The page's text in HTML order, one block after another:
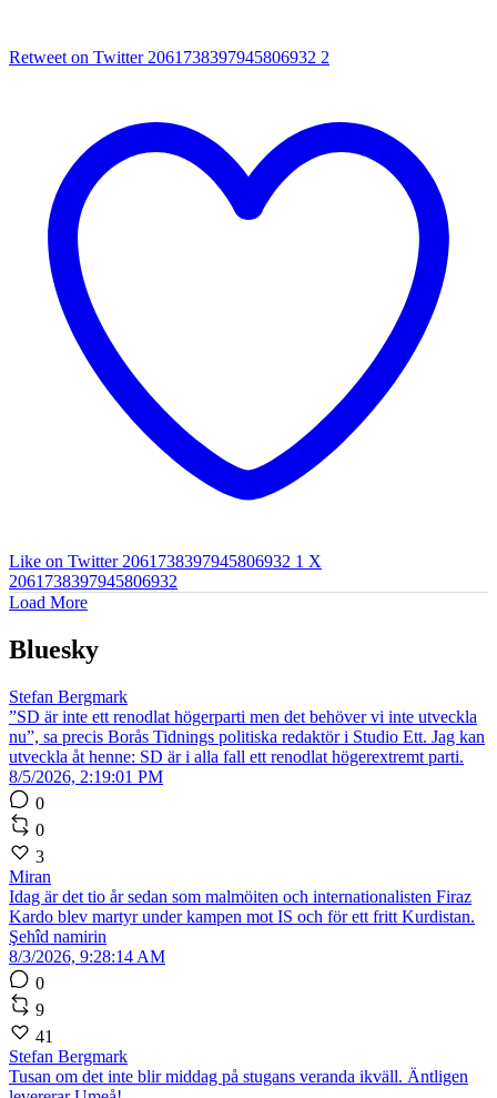
Retweet on Twitter 2061738397945806932 2
Like on Twitter 2061738397945806932 1 X
2061738397945806932
Load More
Bluesky
Stefan Bergmark
”SD är inte ett renodlat högerparti men det behöver vi inte utveckla
nu”, sa precis Borås Tidnings politiska redaktör i Studio Ett. Jag kan
utveckla åt henne: SD är i alla fall ett renodlat högerextremt parti.
8/5/2026, 2:19:01 PM
0
0
3
Miran
Idag är det tio år sedan som malmöiten och internationalisten Firaz
Kardo blev martyr under kampen mot IS och för ett fritt Kurdistan.
Şehîd namirin
8/3/2026, 9:28:14 AM
0
9
41
Stefan Bergmark
Tusan om det inte blir middag på stugans veranda ikväll. Äntligen